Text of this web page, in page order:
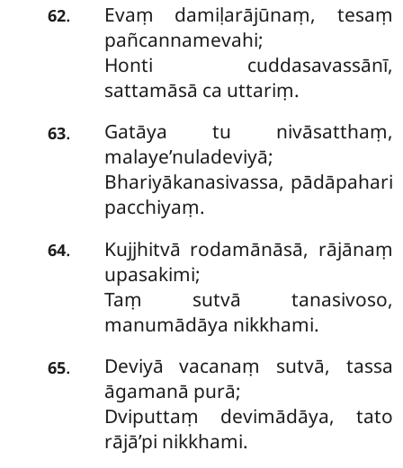
62.
Evaṃ damiḷarājūnaṃ, tesaṃ
pañcannamevahi;
Honti cuddasavassānī,
sattamāsā ca uttariṃ.
63.
Gatāya tu nivāsatthaṃ,
malaye’nuladeviyā;
Bhariyākanasivassa, pādāpahari
pacchiyaṃ.
64.
Kujjhitvā rodamānāsā, rājānaṃ
upasakimi;
Taṃ sutvā tanasivoso,
manumādāya nikkhami.
65. Deviyāvacanaṃ sutvā, tassa
āgamanā purā;
Dviputtaṃ devimādāya, tato
rājā’pi nikkhami.